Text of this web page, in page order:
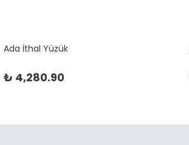
Ada İthal Yüzük
₺ 4,280.90